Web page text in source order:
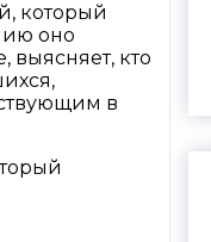
который
оно
кто
в